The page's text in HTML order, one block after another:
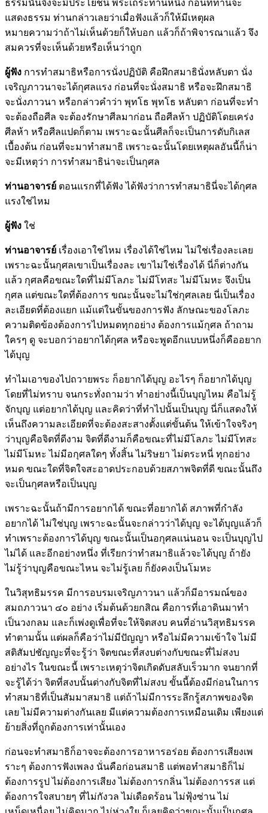
ธรรมนั้นจึงจะมีประโยชน์ พระเถระท่านหนึ่ง ก่อนที่ท่านจะ
แสดงธรรม ท่านกล่าวเลยว่าเมื่อฟังแล้วก็ให้มีเหตุผล
หมายความว่าถ้าไม่เห็นด้วยก็ให้บอก แล้วก็ถ้าพิจารณาแล้ว จึง
สมควรที่จะเห็นด้วยหรือเห็นว่าถูก
ผู้ฟัง การทำสมาธิหรือการนั่งปฏิบัติ คือฝึกสมาธินั่งหลับตา นั่ง
เจริญภาวนาจะได้กุศลแรง ก่อนที่จะนั่งสมาธิ หรือจะฝึกสมาธิ
จะนั่งภาวนา หรือกล่าวคำว่า พุทโธ พุทโธ หลับตา ก่อนที่จะทำ
จะต้องถือศีล จะต้องรักษาศีลมาก่อน ถือศีลห้า ปฏิบัติโดยเคร่ง
ศีลห้า หรือศีลแปดก็ตาม เพราะฉะนั้นศีลก็จะเป็นการดับกิเลส
เบื้องต้น ก่อนที่จะมาทำสมาธิ เพราะฉะนั้นโดยเหตุผลอันนี้ก็น่า
จะมีเหตุว่า การทำสมาธิน่าจะเป็นกุศล
ท่านอาจารย์ ตอนแรกที่ได้ฟัง ได้ฟังว่าการทำสมาธินี่จะได้กุศล
แรงใช่ไหม
ผู้ฟัง ใช่
ท่านอาจารย์ เรื่องเอาใช่ไหม เรื่องได้ใช่ไหม ไม่ใช่เรื่องละเลย
เพราะฉะนั้นกุศลเขาเป็นเรื่องละ เขาไม่ใช่เรื่องได้ นี่ก็ต่างกัน
แล้ว กุศลคือขณะใดที่ไม่มีโลภะ ไม่มีโทสะ ไม่มีโมหะ จึงเป็น
กุศล แต่ขณะใดที่ต้องการ ขณะนั้นจะไม่ใช่กุศลเลย นี่เป็นเรื่อง
ละเอียดที่ต้องแยก แม้แต่ในขั้นของการฟัง ลักษณะของโลภะ
ความติดข้องต้องการไปหมดทุกอย่าง ต้องการแม้กุศล ถ้าถาม
ใครๆ ดู จะบอกว่าอยากได้กุศล หรือจะพูดอีกแบบหนึ่งก็คืออยาก
ได้บุญ
ทำไมเอาของไปถวายพระ ก็อยากได้บุญ อะไรๆ ก็อยากได้บุญ
โดยที่ไม่ทราบ จนกระทั่งถามว่า ทำอย่างนี้เป็นบุญไหม คือไม่รู้
จักบุญ แต่อยากได้บุญ และคิดว่าที่ทำไปนั้นเป็นบุญ นี่ก็แสดงให้
เห็นถึงความละเอียดที่จะต้องสะสางตั้งแต่ขั้นต้น ให้เข้าใจจริงๆ
ว่าบุญคือจิตที่ดีงาม จิตที่ดีงามก็คือขณะที่ไม่มีโลภะ ไม่มีโทสะ
ไม่มีโมหะ ไม่มีอกุศลใดๆ ทั้งสิ้น ไม่ริษยา ไม่ตระหนี่ ทุกอย่าง
หมด ขณะใดที่จิตใจสะอาดประกอบด้วยสภาพจิตที่ดี ขณะนั้นถึง
จะเป็นกุศลหรือเป็นบุญ
เพราะฉะนั้นถ้ามีการอยากได้ ขณะที่อยากได้ สภาพที่กำลัง
อยากได้ ไม่ใช่บุญ เพราะฉะนั้นจะกล่าวว่าได้บุญ จะได้บุญแล้วก็
ทำเพราะต้องการได้บุญ ขณะนั้นเป็นอกุศลแน่นอน จะเป็นบุญไป
ไม่ได้ และอีกอย่างหนึ่ง ที่เรียกว่าทำสมาธิแล้วจะได้บุญ ถ้ายัง
ไม่รู้ว่าบุญคือขณะไหน จะไม่รู้เลย ก็ยังคงเป็นโมหะ
ในวิสุทธิมรรค มีการอบรมเจริญภาวนา แล้วก็มีอารมณ์ของ
สมถภาวนา ๔๐ อย่าง เริ่มต้นด้วยกสิณ คือการที่เอาดินมาทำ
เป็นวงกลม และก็เพ่งดูเพื่อที่จะให้จิตสงบ คนที่อ่านวิสุทธิมรรค
ทำตามนั้น แต่ผลก็คือว่าไม่มีปัญญา หรือไม่มีความเข้าใจ ไม่มี
สติสัมปชัญญะที่จะรู้ว่า จิตขณะที่สงบต่างกับขณะที่ไม่สงบ
อย่างไร ในขณะนี้ เพราะเหตุว่าจิตเกิดดับสลับเร็วมาก จนยากที่
จะรู้ได้ว่า จิตที่สงบนั้นต่างกับจิตที่ไม่สงบ ขั้นนี้ต้องมีก่อนในการ
ทำสมาธิที่เป็นสัมมาสมาธิ แต่ถ้าไม่มีการระลึกรู้สภาพของจิต
เลย ไม่มีความต่างกันเลย มีแต่ความต้องการเหมือนเดิม เพียงแต่
ย้ายสิ่งที่ถูกต้องการเท่านั้นเอง
ก่อนจะทำสมาธิก็อาจจะต้องการอาหารอร่อย ต้องการเสียงเพ
ราะๆ ต้องการฟังเพลง นั่นคือก่อนสมาธิ แต่พอทำสมาธิก็ไม่
ต้องการรูป ไม่ต้องการเสียง ไม่ต้องการกลิ่น ไม่ต้องการรส แต่
ต้องการใจสบายๆ ที่ไม่กังวล ไม่เดือดร้อน ไม่ฟุ้งซ่าน ไม่